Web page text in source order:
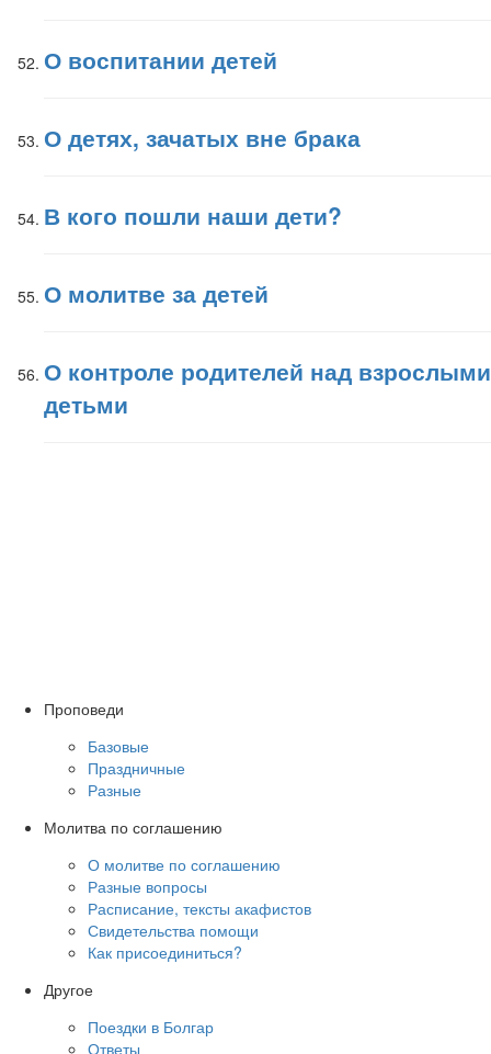
О воспитании детей
О детях, зачатых вне брака
В кого пошли наши дети?
О молитве за детей
О контроле родителей над взрослыми
детьми
Проповеди
Базовые
Праздничные
Разные
Молитва по соглашению
О молитве по соглашению
Разные вопросы
Расписание, тексты акафистов
Свидетельства помощи
Как присоединиться?
Другое
Поездки в Болгар
Ответы